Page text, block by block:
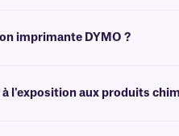
imprimante DYMO ?
l'exposition aux produits